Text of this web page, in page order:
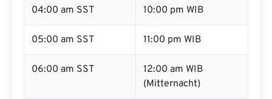
04:00 am SST 10:00 pm WIB
05:00 am SST 11:00 pm WIB
06:00 am SST
12:00 am WIB
(Mitternacht)